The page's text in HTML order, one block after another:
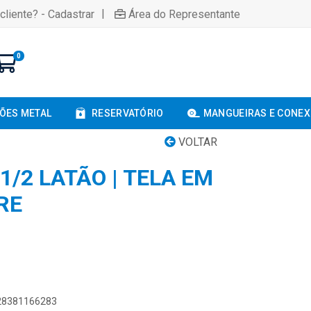
- Cadastrar | Área do Representante
0
METAL RESERVATÓRIO MANGUEIRAS E
VOLTAR
2 LATÃO | TELA EM